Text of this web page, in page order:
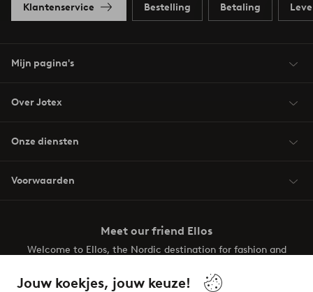
Jouw koekjes, jouw keuze!
Klantenservice Bestelling Betaling
Mijn pagina's
Over Jotex
Onze diensten
Voorwaarden
Meet our friend Ellos
Welcome to Ellos, the Nordic destination for fashion and
your wardrobe. Your next inspiring look is here!